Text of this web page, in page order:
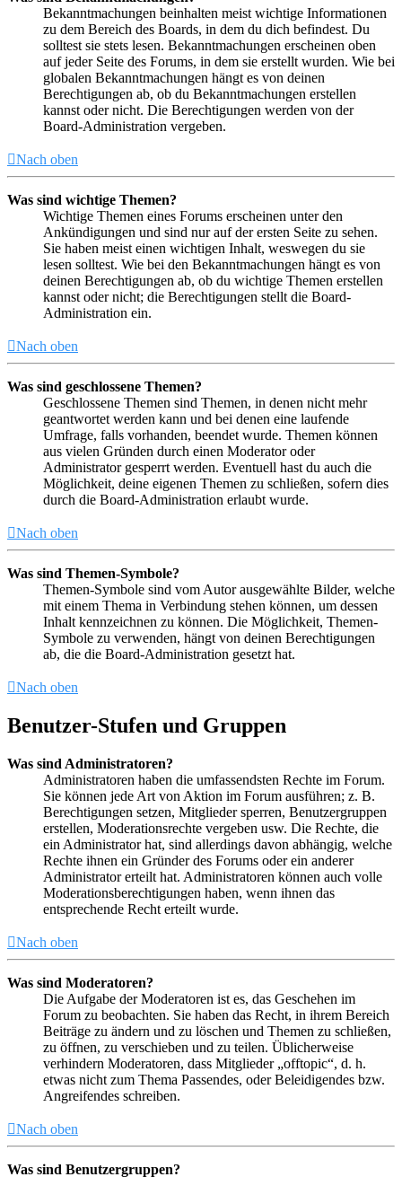
Bekanntmachungen beinhalten meist wichtige Informationen
zu dem Bereich des Boards, in dem du dich befindest. Du
solltest sie stets lesen. Bekanntmachungen erscheinen oben
auf jeder Seite des Forums, in dem sie erstellt wurden. Wie bei
globalen Bekanntmachungen hängt es von deinen
Berechtigungen ab, ob du Bekanntmachungen erstellen
kannst oder nicht. Die Berechtigungen werden von der
Board-Administration vergeben.
Nach oben
Was sind wichtige Themen?
Wichtige Themen eines Forums erscheinen unter den
Ankündigungen und sind nur auf der ersten Seite zu sehen.
Sie haben meist einen wichtigen Inhalt, weswegen du sie
lesen solltest. Wie bei den Bekanntmachungen hängt es von
deinen Berechtigungen ab, ob du wichtige Themen erstellen
kannst oder nicht; die Berechtigungen stellt die Board-
Administration ein.
Nach oben
Was sind geschlossene Themen?
Geschlossene Themen sind Themen, in denen nicht mehr
geantwortet werden kann und bei denen eine laufende
Umfrage, falls vorhanden, beendet wurde. Themen können
aus vielen Gründen durch einen Moderator oder
Administrator gesperrt werden. Eventuell hast du auch die
Möglichkeit, deine eigenen Themen zu schließen, sofern dies
durch die Board-Administration erlaubt wurde.
Nach oben
Was sind Themen-Symbole?
Themen-Symbole sind vom Autor ausgewählte Bilder, welche
mit einem Thema in Verbindung stehen können, um dessen
Inhalt kennzeichnen zu können. Die Möglichkeit, Themen-
Symbole zu verwenden, hängt von deinen Berechtigungen
ab, die die Board-Administration gesetzt hat.
Nach oben
Benutzer-Stufen und Gruppen
Was sind Administratoren?
Administratoren haben die umfassendsten Rechte im Forum.
Sie können jede Art von Aktion im Forum ausführen; z. B.
Berechtigungen setzen, Mitglieder sperren, Benutzergruppen
erstellen, Moderationsrechte vergeben usw. Die Rechte, die
ein Administrator hat, sind allerdings davon abhängig, welche
Rechte ihnen ein Gründer des Forums oder ein anderer
Administrator erteilt hat. Administratoren können auch volle
Moderationsberechtigungen haben, wenn ihnen das
entsprechende Recht erteilt wurde.
Nach oben
Was sind Moderatoren?
Die Aufgabe der Moderatoren ist es, das Geschehen im
Forum zu beobachten. Sie haben das Recht, in ihrem Bereich
Beiträge zu ändern und zu löschen und Themen zu schließen,
zu öffnen, zu verschieben und zu teilen. Üblicherweise
verhindern Moderatoren, dass Mitglieder „offtopic“, d. h.
etwas nicht zum Thema Passendes, oder Beleidigendes bzw.
Angreifendes schreiben.
Nach oben
Was sind Benutzergruppen?